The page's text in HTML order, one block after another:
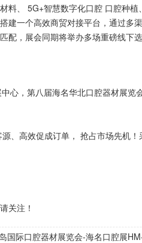
料、 5G+智慧数字化口腔 口腔种
建一个高效商贸对接平台，通过
配，展会同期将举办多场重磅线下
心，第八届海名华北口腔器材展
、高效促成订单， 抢占市场先机！
关注！
国际口腔器材展览会-海名口腔展